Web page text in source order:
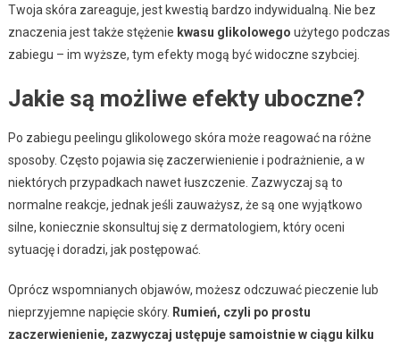
Twoja skóra zareaguje, jest kwestią bardzo indywidualną. Nie bez
znaczenia jest także stężenie kwasu glikolowego użytego podczas
zabiegu – im wyższe, tym efekty mogą być widoczne szybciej.
Jakie są możliwe efekty uboczne?
Po zabiegu peelingu glikolowego skóra może reagować na różne
sposoby. Często pojawia się zaczerwienienie i podrażnienie, a w
niektórych przypadkach nawet łuszczenie. Zazwyczaj są to
normalne reakcje, jednak jeśli zauważysz, że są one wyjątkowo
silne, koniecznie skonsultuj się z dermatologiem, który oceni
sytuację i doradzi, jak postępować.
Oprócz wspomnianych objawów, możesz odczuwać pieczenie lub
nieprzyjemne napięcie skóry. Rumień, czyli po prostu
zaczerwienienie, zazwyczaj ustępuje samoistnie w ciągu kilku